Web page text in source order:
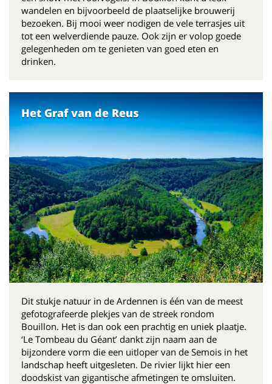
wandelen en bijvoorbeeld de plaatselijke brouwerij
bezoeken. Bij mooi weer nodigen de vele terrasjes uit
tot een welverdiende pauze. Ook zijn er volop goede
gelegenheden om te genieten van goed eten en
drinken.
Het Graf van de Reus
Dit stukje natuur in de Ardennen is één van de meest
gefotografeerde plekjes van de streek rondom
Bouillon. Het is dan ook een prachtig en uniek plaatje.
‘Le Tombeau du Géant’ dankt zijn naam aan de
bijzondere vorm die een uitloper van de Semois in het
landschap heeft uitgesleten. De rivier lijkt hier een
doodskist van gigantische afmetingen te omsluiten.